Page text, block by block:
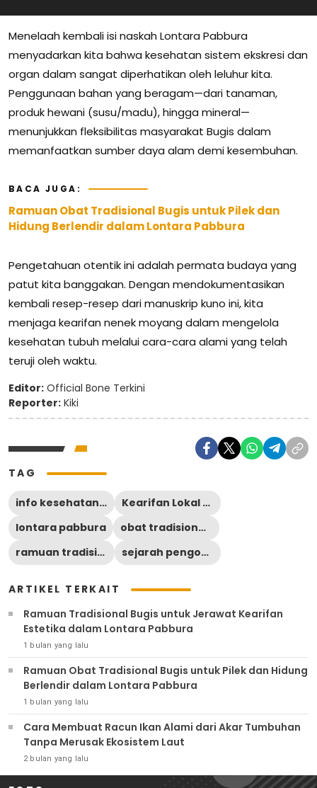
Menelaah kembali isi naskah Lontara Pabbura
menyadarkan kita bahwa kesehatan sistem ekskresi dan
organ dalam sangat diperhatikan oleh leluhur kita.
Penggunaan bahan yang beragam—dari tanaman,
produk hewani (susu/madu), hingga mineral—
menunjukkan fleksibilitas masyarakat Bugis dalam
memanfaatkan sumber daya alam demi kesembuhan.
BACA JUGA:
Ramuan Obat Tradisional Bugis untuk Pilek dan
Hidung Berlendir dalam Lontara Pabbura
Pengetahuan otentik ini adalah permata budaya yang
patut kita banggakan. Dengan mendokumentasikan
kembali resep-resep dari manuskrip kuno ini, kita
menjaga kearifan nenek moyang dalam mengelola
kesehatan tubuh melalui cara-cara alami yang telah
teruji oleh waktu.
Editor: Official Bone Terkini
Reporter: Kiki
TAG
info kesehatan bugis
Kearifan Lokal Bone
lontara pabbura
obat tradisional bugis
ramuan tradisional bugis untuk diare
sejarah pengobatan bugis
ARTIKEL TERKAIT
Ramuan Tradisional Bugis untuk Jerawat Kearifan
Estetika dalam Lontara Pabbura
1 bulan yang lalu
Ramuan Obat Tradisional Bugis untuk Pilek dan Hidung
Berlendir dalam Lontara Pabbura
1 bulan yang lalu
Cara Membuat Racun Ikan Alami dari Akar Tumbuhan
Tanpa Merusak Ekosistem Laut
2 bulan yang lalu